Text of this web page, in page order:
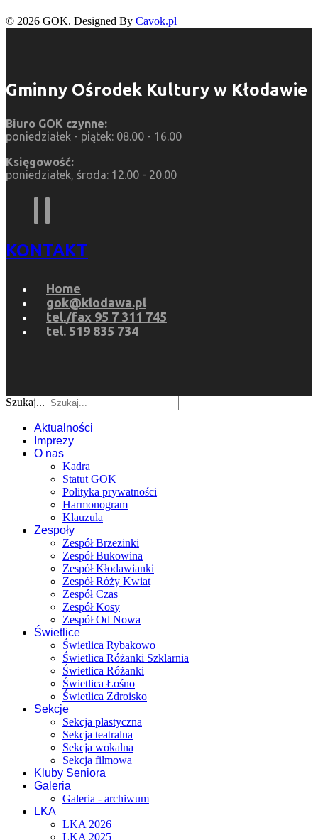
© 2026 GOK. Designed By Cavok.pl
Gminny Ośrodek Kultury w Kłodawie
Biuro GOK czynne:
poniedziałek - piątek: 08.00 - 16.00
Księgowość:
poniedziałek, środa: 12.00 - 20.00
KONTAKT
Home
gok@klodawa.pl
tel./fax 95 7 311 745
tel. 519 835 734
Szukaj...
Aktualności
Imprezy
O nas
Kadra
Statut GOK
Polityka prywatności
Harmonogram
Klauzula
Zespoły
Zespół Brzezinki
Zespół Bukowina
Zespół Kłodawianki
Zespół Róży Kwiat
Zespół Czas
Zespół Kosy
Zespół Od Nowa
Świetlice
Świetlica Rybakowo
Świetlica Różanki Szklarnia
Świetlica Różanki
Świetlica Łośno
Świetlica Zdroisko
Sekcje
Sekcja plastyczna
Sekcja teatralna
Sekcja wokalna
Sekcja filmowa
Kluby Seniora
Galeria
Galeria - archiwum
LKA
LKA 2026
LKA 2025